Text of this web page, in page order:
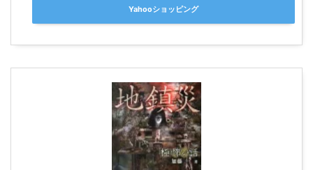
Yahooショッピング